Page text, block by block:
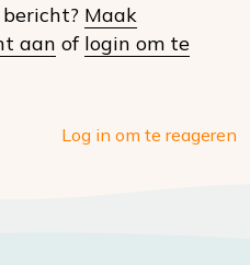
social Maak
aan of login om te
Log in om te reageren